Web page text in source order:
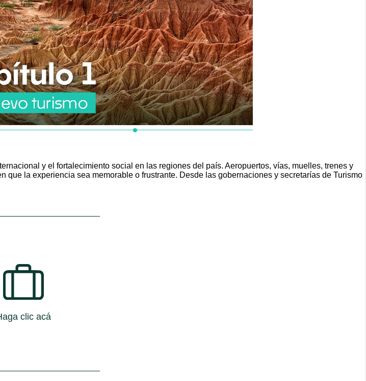
y el fortalecimiento social en las regiones del país. Aeropuertos, vías, muelles, trenes y
la experiencia sea memorable o frustrante. Desde las gobernaciones y secretarías de Turismo
clic acá